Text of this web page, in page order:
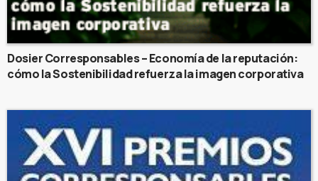
Dosier Corresponsables – Economía de la reputación:
cómo la Sostenibilidad refuerza la imagen corporativa